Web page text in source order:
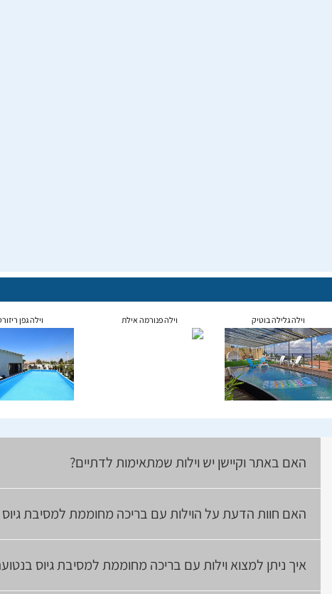
וילה גלילה בוטיק וילה פנורמה אילת וילה גפן
האם באתר וקיישן יש וילות שמתאימות לדתיים?
האם חוות הדעת על הוילות עם בריכה מחוממת למסיבת
איך ניתן למצוא וילות עם בריכה מחוממת למסיבת גיוס